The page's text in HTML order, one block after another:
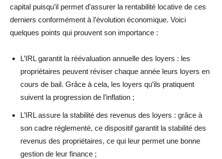
capital puisqu’il permet d’assurer la rentabilité locative de ces
derniers conformément à l’évolution économique. Voici
quelques points qui prouvent son importance :
L’IRL garantit la réévaluation annuelle des loyers : les
propriétaires peuvent réviser chaque année leurs loyers en
cours de bail. Grâce à cela, les loyers qu’ils pratiquent
suivent la progression de l’inflation ;
L’IRL assure la stabilité des revenus des loyers : grâce à
son cadre réglementé, ce dispositif garantit la stabilité des
revenus des propriétaires, ce qui leur permet une bonne
gestion de leur finance ;